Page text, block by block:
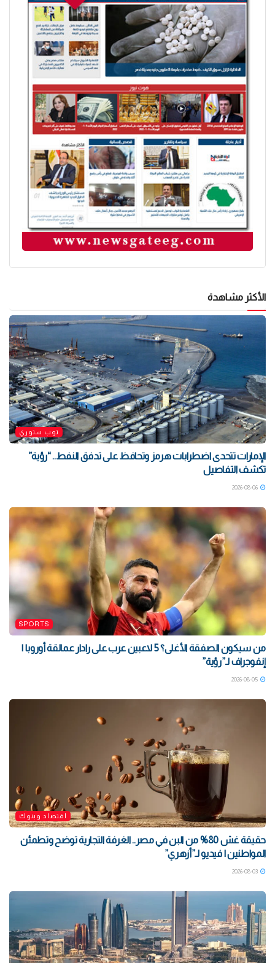
الأكثر مشاهدة
توب ستوري
الإمارات تتحدى اضطرابات هرمز وتحافظ على تدفق النفط.. “رؤية”
تكشف التفاصيل
SPORTS
من سيكون الصفقة الأغلى؟ 5 لاعبين عرب على رادار عمالقة أوروبا |
إنفوجراف لـ”رؤية”
اقتصاد وبنوك
حقيقة غش 80% من البن في مصر.. الغرفة التجارية توضح وتطمئن
المواطنين | فيديو لـ”أزهري”